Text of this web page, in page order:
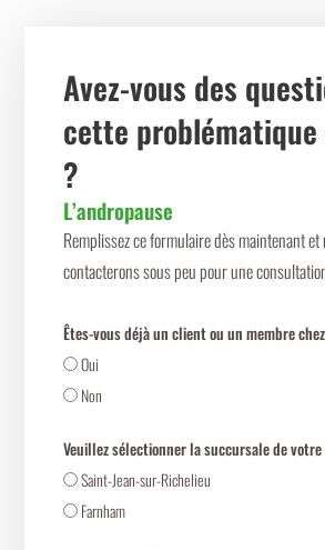
Avez-vous des
cette problématique
?
L’andropause
Remplissez ce formulaire dès maintenant
contacterons sous peu pour une
Êtes-vous déjà un client ou un membre
Oui
Non
Veuillez sélectionner la succursale de
Saint-Jean-sur-Richelieu
Farnham